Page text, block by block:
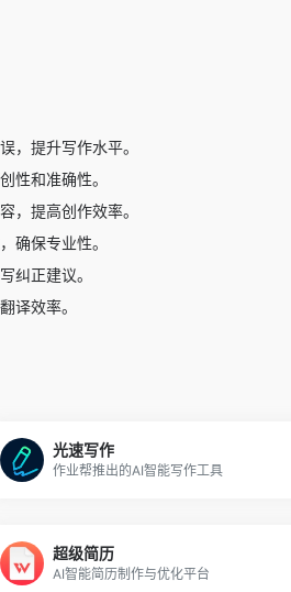
，提升写作水平。
性和准确性。
，提高创作效率。
确保专业性。
纠正建议。
译效率。
光速写作
作业帮推出的AI智能写作工具
超级简历
AI智能简历制作与优化平台